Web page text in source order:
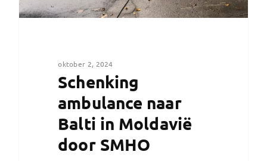
oktober 2, 2024
Schenking
ambulance naar
Balti in Moldavië
door SMHO